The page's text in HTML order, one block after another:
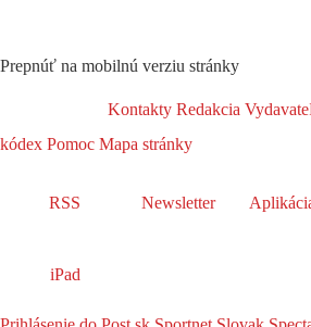
Prepnúť na mobilnú verziu stránky
Kontakty Redakcia
kódex Pomoc Mapa stránky
RSS Newsletter
iPad